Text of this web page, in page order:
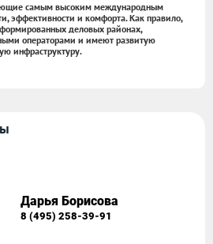
самым высоким международным
эффективности и комфорта. Как правило,
деловых районах,
операторами и имеют развитую
инфраструктуру.
Дарья Борисова
8 (495) 258-39-91